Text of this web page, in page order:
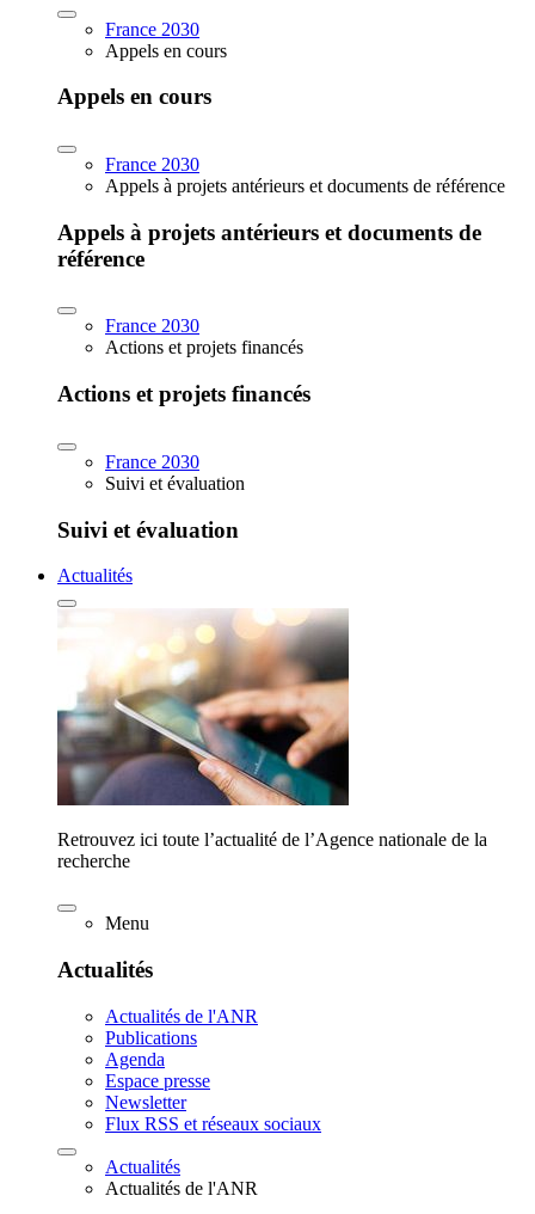
France 2030
Appels en cours
Appels en cours
France 2030
Appels à projets antérieurs et documents de référence
Appels à projets antérieurs et documents de
référence
France 2030
Actions et projets financés
Actions et projets financés
France 2030
Suivi et évaluation
Suivi et évaluation
Actualités
Retrouvez ici toute l’actualité de l’Agence nationale de la
recherche
Menu
Actualités
Actualités de l'ANR
Publications
Agenda
Espace presse
Newsletter
Flux RSS et réseaux sociaux
Actualités
Actualités de l'ANR